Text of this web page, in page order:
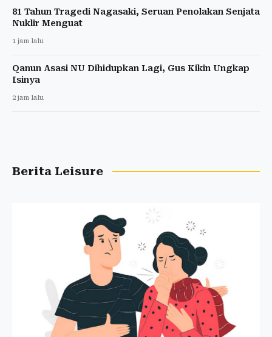
81 Tahun Tragedi Nagasaki, Seruan Penolakan Senjata
Nuklir Menguat
1 jam lalu
Qanun Asasi NU Dihidupkan Lagi, Gus Kikin Ungkap
Isinya
2 jam lalu
Berita Leisure